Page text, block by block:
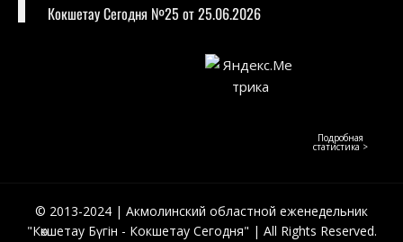
Кокшетау Сегодня №25 от 25.06.2026
Подробная
статистика >
© 2013-2024 | Акмолинский областной еженедельник
"Көкшетау Бүгін - Кокшетау Сегодня" | All Rights Reserved.